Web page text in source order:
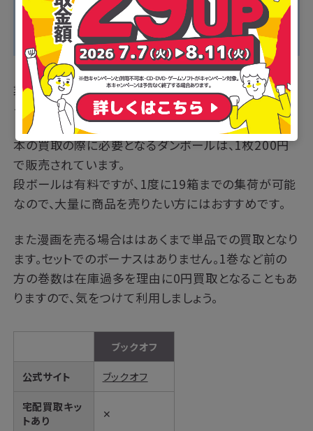
・送料・手数料がすべて無料
・ネット店舗のため自宅から出ずに利用できる
業界最大手のブックオフが展開するネット店舗が「ブッ
クオフオンライン」です。
本の買取の際に必要となるダンボールは、1枚200円
で販売されています。
段ボールは有料ですが、1度に19箱までの集荷が可能
なので、大量に商品を売りたい方にはおすすめです。
また漫画を売る場合ははあくまで単品での買取となり
ます。セットでのボーナスはありません。1巻など前の
方の巻数は在庫過多を理由に0円買取となることもあ
りますので、気をつけて利用しましょう。
ブックオフ
公式サイト ブックオフ
宅配買取キッ
トあり
✕